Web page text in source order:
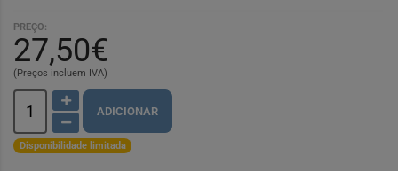
PREÇO:
27,50€
(Preços incluem IVA)
ADICIONAR
Disponibilidade limitada